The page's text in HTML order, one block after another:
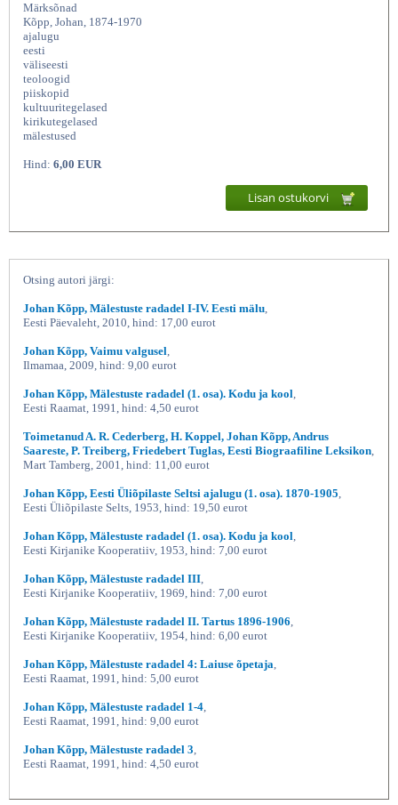
Märksõnad
Kõpp, Johan, 1874-1970
ajalugu
eesti
väliseesti
teoloogid
piiskopid
kultuuritegelased
kirikutegelased
mälestused
Hind: 6,00 EUR
Lisan ostukorvi
Otsing autori järgi:
Johan Kõpp, Mälestuste radadel I-IV. Eesti mälu
Eesti Päevaleht, 2010, hind: 17,00 eurot
Johan Kõpp, Vaimu valgusel
Ilmamaa, 2009, hind: 9,00 eurot
Johan Kõpp, Mälestuste radadel (1. osa). Kodu ja kool
Eesti Raamat, 1991, hind: 4,50 eurot
Toimetanud A. R. Cederberg, H. Koppel, Johan Kõpp, Andrus
Saareste, P. Treiberg, Friedebert Tuglas, Eesti Biograafiline Leksikon
Mart Tamberg, 2001, hind: 11,00 eurot
Johan Kõpp, Eesti Üliõpilaste Seltsi ajalugu (1. osa). 1870-1905
Eesti Üliõpilaste Selts, 1953, hind: 19,50 eurot
Johan Kõpp, Mälestuste radadel (1. osa). Kodu ja kool
Eesti Kirjanike Kooperatiiv, 1953, hind: 7,00 eurot
Johan Kõpp, Mälestuste radadel III
Eesti Kirjanike Kooperatiiv, 1969, hind: 7,00 eurot
Johan Kõpp, Mälestuste radadel II. Tartus 1896-1906
Eesti Kirjanike Kooperatiiv, 1954, hind: 6,00 eurot
Johan Kõpp, Mälestuste radadel 4: Laiuse õpetaja
Eesti Raamat, 1991, hind: 5,00 eurot
Johan Kõpp, Mälestuste radadel 1-4
Eesti Raamat, 1991, hind: 9,00 eurot
Johan Kõpp, Mälestuste radadel 3
Eesti Raamat, 1991, hind: 4,50 eurot